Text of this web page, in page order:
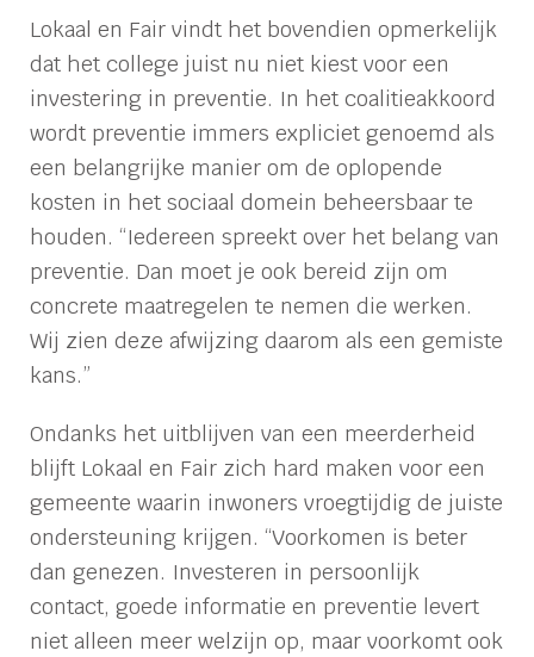
Lokaal en Fair vindt het bovendien opmerkelijk
dat het college juist nu niet kiest voor een
investering in preventie. In het coalitieakkoord
wordt preventie immers expliciet genoemd als
een belangrijke manier om de oplopende
kosten in het sociaal domein beheersbaar te
houden. “Iedereen spreekt over het belang van
preventie. Dan moet je ook bereid zijn om
concrete maatregelen te nemen die werken.
Wij zien deze afwijzing daarom als een gemiste
kans.”
Ondanks het uitblijven van een meerderheid
blijft Lokaal en Fair zich hard maken voor een
gemeente waarin inwoners vroegtijdig de juiste
ondersteuning krijgen. “Voorkomen is beter
dan genezen. Investeren in persoonlijk
contact, goede informatie en preventie levert
niet alleen meer welzijn op, maar voorkomt ook